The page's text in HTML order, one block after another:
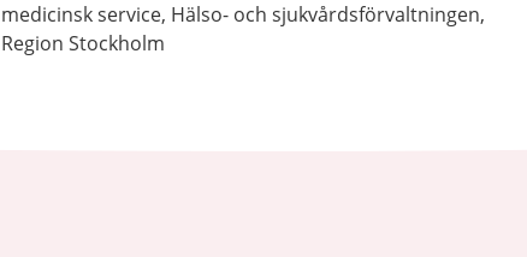
medicinsk service, Hälso- och sjukvårdsförvaltningen,
Region Stockholm